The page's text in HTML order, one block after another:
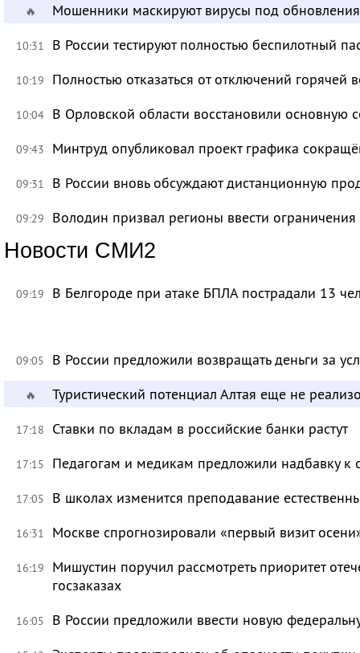
🔥 Мошенники маскируют вирусы под
10:31 В России тестируют полностью беспилотный
10:19 Полностью отказаться от отключений горячей
10:04 В Орловской области восстановили основную
09:43 Минтруд опубликовал проект графика
09:31 В России вновь обсуждают дистанционную
09:29 Володин призвал регионы ввести
Новости СМИ2
09:19 В Белгороде при атаке БПЛА пострадали 13
09:05 В России предложили возвращать деньги за
🔥 Туристический потенциал Алтая еще не
17:18 Ставки по вкладам в российские банки растут
17:15 Педагогам и медикам предложили надбавку к
17:05 В школах изменится преподавание
16:31 Москве спрогнозировали «первый визит
16:19
Мишустин поручил рассмотреть приоритет
госзаказах
16:05 В России предложили ввести новую